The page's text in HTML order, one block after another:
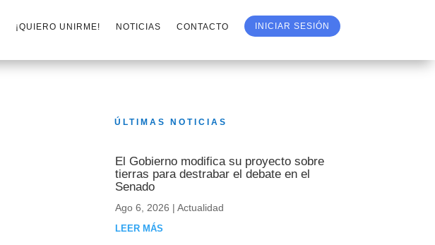
¡QUIERO UNIRME! NOTICIAS CONTACTO INICIAR SESIÓN
ÚLTIMAS NOTICIAS
El Gobierno modifica su proyecto sobre
tierras para destrabar el debate en el
Senado
Ago 6, 2026 | Actualidad
LEER MÁS